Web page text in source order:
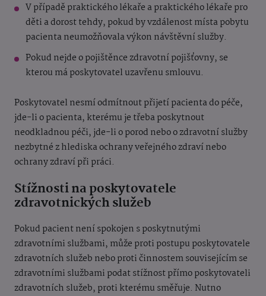
V případě praktického lékaře a praktického lékaře pro
děti a dorost tehdy, pokud by vzdálenost místa pobytu
pacienta neumožňovala výkon návštěvní služby.
Pokud nejde o pojištěnce zdravotní pojišťovny, se
kterou má poskytovatel uzavřenu smlouvu.
Poskytovatel nesmí odmítnout přijetí pacienta do péče,
jde-li o pacienta, kterému je třeba poskytnout
neodkladnou péči, jde-li o porod nebo o zdravotní služby
nezbytné z hlediska ochrany veřejného zdraví nebo
ochrany zdraví při práci.
Stížnosti na poskytovatele
zdravotnických služeb
Pokud pacient není spokojen s poskytnutými
zdravotními službami, může proti postupu poskytovatele
zdravotních služeb nebo proti činnostem souvisejícím se
zdravotními službami podat stížnost přímo poskytovateli
zdravotních služeb, proti kterému směřuje. Nutno